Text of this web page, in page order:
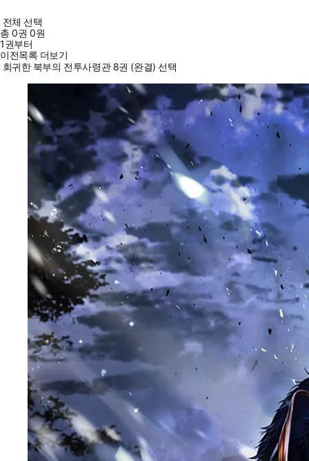
전체 선택
총0권 0원
1권부터
이전목록 더보기
회귀한 북부의 전투사령관 8권 (완결) 선택